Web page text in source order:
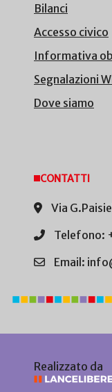
Bilanci
Accesso civico
Informativa
Segnalazioni
Dove siamo
CONTATTI
Via
Telefono:
Email:
Realizzato da